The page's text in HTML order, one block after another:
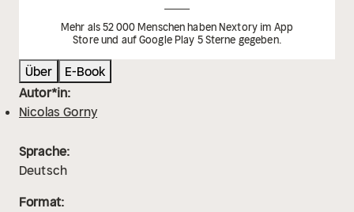
Mehr als 52 000 Menschen haben Nextory im App
Store und auf Google Play 5 Sterne gegeben.
Über
E-Book
Autor*in:
Nicolas Gorny
Sprache:
Deutsch
Format: